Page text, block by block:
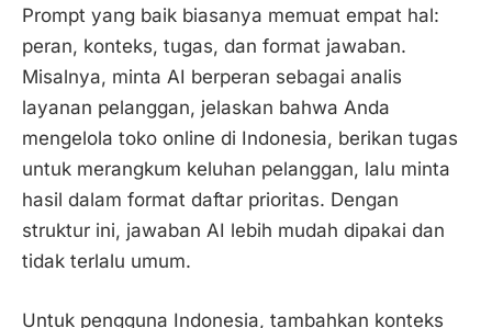
Prompt yang baik biasanya memuat empat hal:
peran, konteks, tugas, dan format jawaban.
Misalnya, minta AI berperan sebagai analis
layanan pelanggan, jelaskan bahwa Anda
mengelola toko online di Indonesia, berikan tugas
untuk merangkum keluhan pelanggan, lalu minta
hasil dalam format daftar prioritas. Dengan
struktur ini, jawaban AI lebih mudah dipakai dan
tidak terlalu umum.
Untuk pengguna Indonesia, tambahkan konteks